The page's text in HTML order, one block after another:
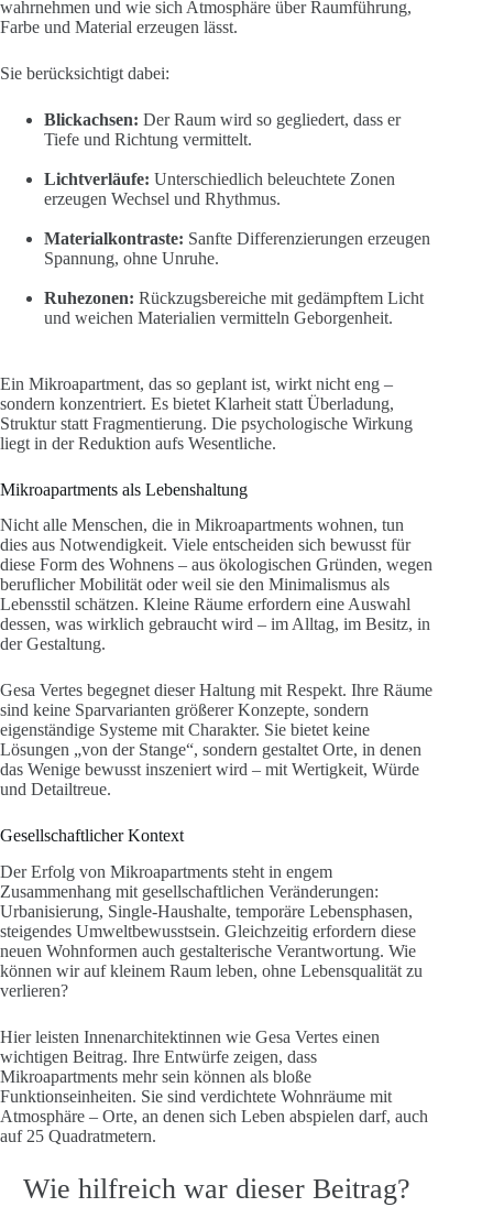
wahrnehmen und wie sich Atmosphäre über Raumführung,
Farbe und Material erzeugen lässt.
Sie berücksichtigt dabei:
Blickachsen: Der Raum wird so gegliedert, dass er
Tiefe und Richtung vermittelt.
Lichtverläufe: Unterschiedlich beleuchtete Zonen
erzeugen Wechsel und Rhythmus.
Materialkontraste: Sanfte Differenzierungen erzeugen
Spannung, ohne Unruhe.
Ruhezonen: Rückzugsbereiche mit gedämpftem Licht
und weichen Materialien vermitteln Geborgenheit.
Ein Mikroapartment, das so geplant ist, wirkt nicht eng –
sondern konzentriert. Es bietet Klarheit statt Überladung,
Struktur statt Fragmentierung. Die psychologische Wirkung
liegt in der Reduktion aufs Wesentliche.
Mikroapartments als Lebenshaltung
Nicht alle Menschen, die in Mikroapartments wohnen, tun
dies aus Notwendigkeit. Viele entscheiden sich bewusst für
diese Form des Wohnens – aus ökologischen Gründen, wegen
beruflicher Mobilität oder weil sie den Minimalismus als
Lebensstil schätzen. Kleine Räume erfordern eine Auswahl
dessen, was wirklich gebraucht wird – im Alltag, im Besitz, in
der Gestaltung.
Gesa Vertes begegnet dieser Haltung mit Respekt. Ihre Räume
sind keine Sparvarianten größerer Konzepte, sondern
eigenständige Systeme mit Charakter. Sie bietet keine
Lösungen „von der Stange“, sondern gestaltet Orte, in denen
das Wenige bewusst inszeniert wird – mit Wertigkeit, Würde
und Detailtreue.
Gesellschaftlicher Kontext
Der Erfolg von Mikroapartments steht in engem
Zusammenhang mit gesellschaftlichen Veränderungen:
Urbanisierung, Single-Haushalte, temporäre Lebensphasen,
steigendes Umweltbewusstsein. Gleichzeitig erfordern diese
neuen Wohnformen auch gestalterische Verantwortung. Wie
können wir auf kleinem Raum leben, ohne Lebensqualität zu
verlieren?
Hier leisten Innenarchitektinnen wie Gesa Vertes einen
wichtigen Beitrag. Ihre Entwürfe zeigen, dass
Mikroapartments mehr sein können als bloße
Funktionseinheiten. Sie sind verdichtete Wohnräume mit
Atmosphäre – Orte, an denen sich Leben abspielen darf, auch
auf 25 Quadratmetern.
Wie hilfreich war dieser Beitrag?